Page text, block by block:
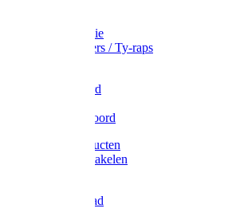
Tape en folie
Kabelbinders / Ty-raps
Metselkoord
Elastisch koord
Afdekproducten
Heffen en takelen
Waslijndraad